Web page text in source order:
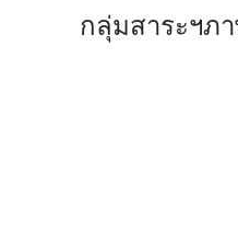
กลุ่มสาระฯภ